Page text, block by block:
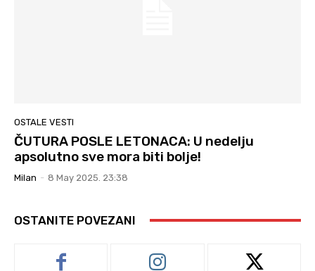
OSTALE VESTI
ČUTURA POSLE LETONACA: U nedelju
apsolutno sve mora biti bolje!
Milan - 8 May 2025. 23:38
OSTANITE POVEZANI